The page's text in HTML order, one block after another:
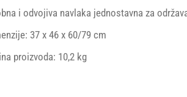
i odvojiva navlaka jednostavna za
37 x 46 x 60/79 cm
proizvoda: 10,2 kg